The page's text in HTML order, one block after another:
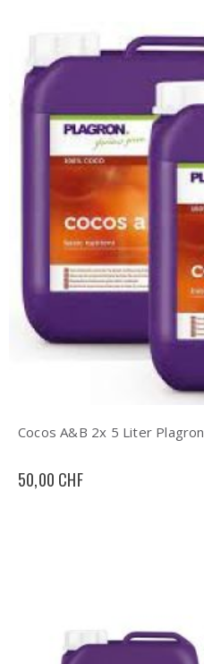
Cocos A&B 2x 5 Liter Plagron
50,00 CHF